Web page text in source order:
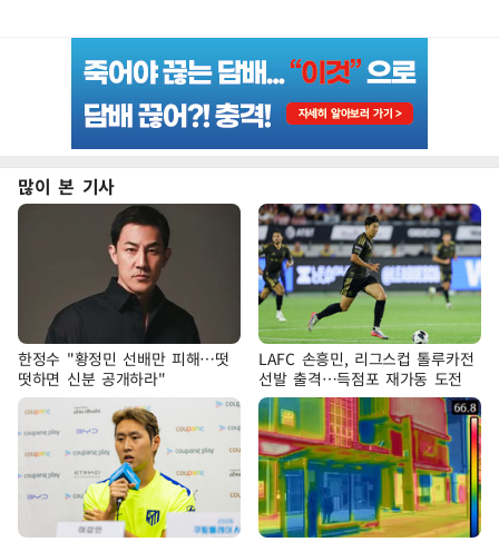
많이 본 기사
한정수 "황정민 선배만 피해…떳
떳하면 신분 공개하라"
LAFC 손흥민, 리그스컵 톨루카전
선발 출격…득점포 재가동 도전